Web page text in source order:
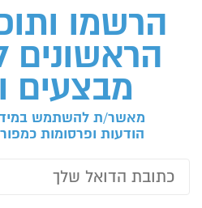
הרשמו
מבצעים
מאשר/ת להשתמש
הודעות ופרסומות